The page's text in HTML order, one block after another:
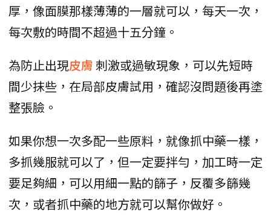
厚，像面膜那樣薄薄的一層就可以，每天一次，
每次敷的時間不超過十五分鐘。
為防止出現皮膚刺激或過敏現象，可以先短時
間少抹些，在局部皮膚試用，確認沒問題後再塗
整張臉。
如果你想一次多配一些原料，就像抓中藥一樣，
多抓幾服就可以了，但一定要拌勻，加工時一定
要足夠細，可以用細一點的篩子，反覆多篩幾
次，或者抓中藥的地方就可以幫你做好。